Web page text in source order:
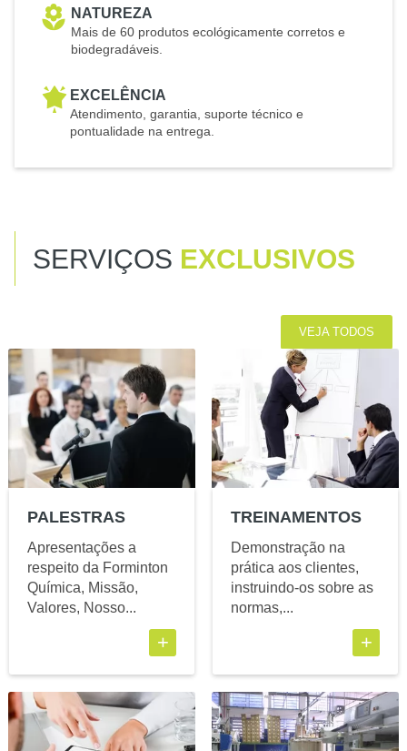
NATUREZA
Mais de 60 produtos ecológicamente corretos e
biodegradáveis.
EXCELÊNCIA
Atendimento, garantia, suporte técnico e
pontualidade na entrega.
SERVIÇOS EXCLUSIVOS
VEJA TODOS
PALESTRAS
Apresentações a
respeito da Forminton
Química, Missão,
Valores, Nosso...
+
TREINAMENTOS
Demonstração na
prática aos clientes,
instruindo-os sobre as
normas,...
+